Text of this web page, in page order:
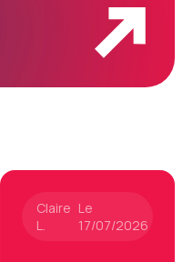
Claire
L.
Le
17/07/2026